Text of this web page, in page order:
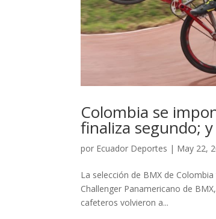
Colombia se
finaliza segundo;
por Ecuador Deportes | May 22,
La selección de BMX de
Challenger Panamericano de
cafeteros volvieron a...